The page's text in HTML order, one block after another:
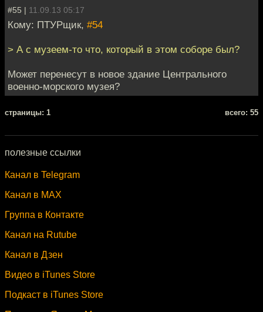
#55 | 11.09.13 05:17
Кому: ПТУРщик, #54
> А с музеем-то что, который в этом соборе был?
Может перенесут в новое здание Центрального
военно-морского музея?
cтраницы: 1 всего: 55
полезные ссылки
Канал в Telegram
Канал в MAX
Группа в Контакте
Канал на Rutube
Канал в Дзен
Видео в iTunes Store
Подкаст в iTunes Store